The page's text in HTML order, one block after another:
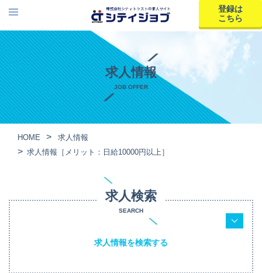
登録は
こちら
求人情報
JOB OFFER
HOME
求人情報
求人情報［メリット：日給10000円以上］
求人検索
SEARCH
求人情報を検索する